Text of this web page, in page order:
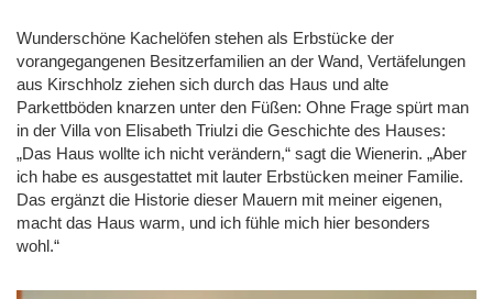
Wunderschöne Kachelöfen stehen als Erbstücke der
vorangegangenen Besitzerfamilien an der Wand, Vertäfelungen
aus Kirschholz ziehen sich durch das Haus und alte
Parkettböden knarzen unter den Füßen: Ohne Frage spürt man
in der Villa von Elisabeth Triulzi die Geschichte des Hauses:
„Das Haus wollte ich nicht verändern,“ sagt die Wienerin. „Aber
ich habe es ausgestattet mit lauter Erbstücken meiner Familie.
Das ergänzt die Historie dieser Mauern mit meiner eigenen,
macht das Haus warm, und ich fühle mich hier besonders
wohl.“